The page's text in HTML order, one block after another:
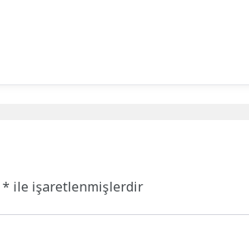
* ile işaretlenmişlerdir